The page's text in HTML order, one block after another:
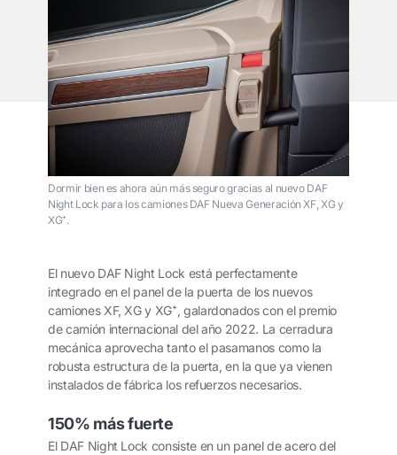
Dormir bien es ahora aún más seguro gracias al nuevo DAF
Night Lock para los camiones DAF Nueva Generación XF, XG y
XG⁺.
El nuevo DAF Night Lock está perfectamente
integrado en el panel de la puerta de los nuevos
camiones XF, XG y XG⁺, galardonados con el premio
de camión internacional del año 2022. La cerradura
mecánica aprovecha tanto el pasamanos como la
robusta estructura de la puerta, en la que ya vienen
instalados de fábrica los refuerzos necesarios.
150% más fuerte
El DAF Night Lock consiste en un panel de acero del